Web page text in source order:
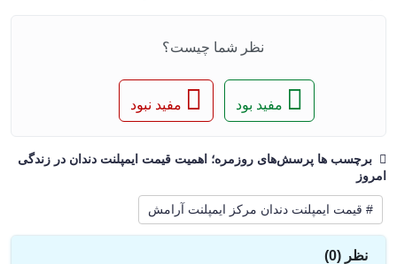
نظر شما چیست؟
مفید بود مفید نبود
برچسب ها پرسش‌های روزمره؛ اهمیت قیمت ایمپلنت دندان در زندگی
امروز
# قیمت ایمپلنت دندان مرکز ایمپلنت آرامش
نظر (0)